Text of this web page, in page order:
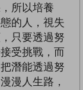
所以培養
的人，視失
只要透過努
受挑戰，而
潛能透過努
漫人生路，